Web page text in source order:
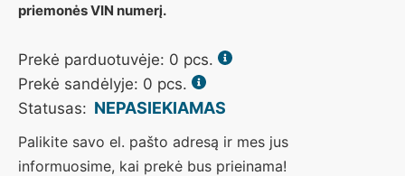
priemonės VIN numerį.
Prekė parduotuvėje: 0 pcs.
Prekė sandėlyje: 0 pcs.
Statusas: NEPASIEKIAMAS
Palikite savo el. pašto adresą ir mes jus
informuosime, kai prekė bus prieinama!